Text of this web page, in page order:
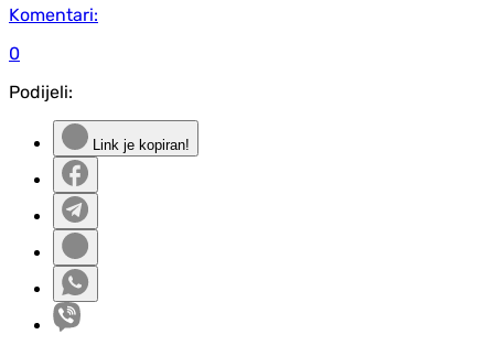
Komentari:
0
Podijeli:
Link je kopiran!